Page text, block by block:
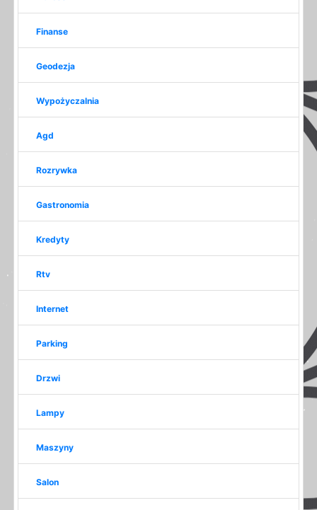
Finanse
Geodezja
Wypożyczalnia
Agd
Rozrywka
Gastronomia
Kredyty
Rtv
Internet
Parking
Drzwi
Lampy
Maszyny
Salon